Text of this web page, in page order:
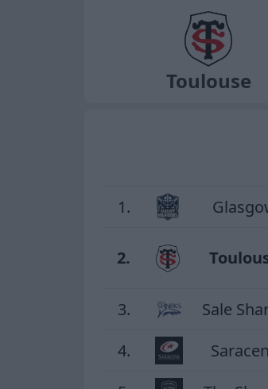
Toulouse
1.
2.
3.
Sale
4.